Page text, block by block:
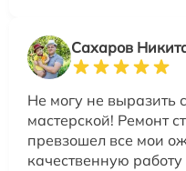
Сахаров
Не могу не выразить
мастерской! Ремонт
превзошел все мои
качественную